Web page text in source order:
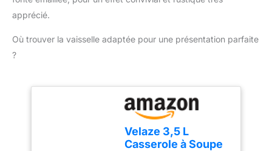
apprécié.
Où trouver la vaisselle adaptée pour une présentation parfaite
?
Velaze 3,5 L
Casserole à Soupe